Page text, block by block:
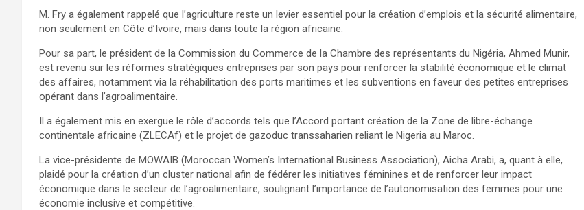
M. Fry a également rappelé que l’agriculture reste un levier essentiel pour la création d’emplois et la sécurité alimentaire,
non seulement en Côte d’Ivoire, mais dans toute la région africaine.
Pour sa part, le président de la Commission du Commerce de la Chambre des représentants du Nigéria, Ahmed Munir,
est revenu sur les réformes stratégiques entreprises par son pays pour renforcer la stabilité économique et le climat
des affaires, notamment via la réhabilitation des ports maritimes et les subventions en faveur des petites entreprises
opérant dans l’agroalimentaire.
Il a également mis en exergue le rôle d’accords tels que l’Accord portant création de la Zone de libre-échange
continentale africaine (ZLECAf) et le projet de gazoduc transsaharien reliant le Nigeria au Maroc.
La vice-présidente de MOWAIB (Moroccan Women’s International Business Association), Aicha Arabi, a, quant à elle,
plaidé pour la création d’un cluster national afin de fédérer les initiatives féminines et de renforcer leur impact
économique dans le secteur de l’agroalimentaire, soulignant l’importance de l’autonomisation des femmes pour une
économie inclusive et compétitive.